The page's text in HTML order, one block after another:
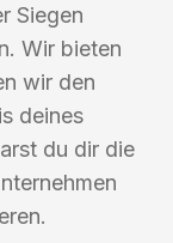
Siegen
Wir bieten
wir den
deines
du dir die